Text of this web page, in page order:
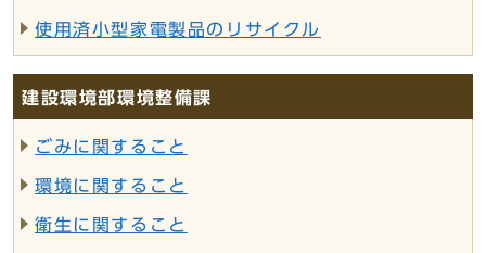
使用済小型家電製品のリサイクル
建設環境部環境整備課
ごみに関すること
環境に関すること
衛生に関すること